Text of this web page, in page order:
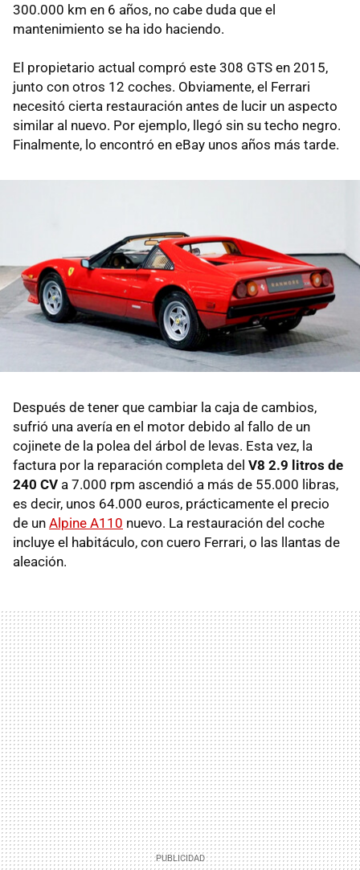
300.000 km en 6 años, no cabe duda que el
mantenimiento se ha ido haciendo.
El propietario actual compró este 308 GTS en 2015,
junto con otros 12 coches. Obviamente, el Ferrari
necesitó cierta restauración antes de lucir un aspecto
similar al nuevo. Por ejemplo, llegó sin su techo negro.
Finalmente, lo encontró en eBay unos años más tarde.
Después de tener que cambiar la caja de cambios,
sufrió una avería en el motor debido al fallo de un
cojinete de la polea del árbol de levas. Esta vez, la
factura por la reparación completa del V8 2.9 litros de
240 CV a 7.000 rpm ascendió a más de 55.000 libras,
es decir, unos 64.000 euros, prácticamente el precio
de un Alpine A110 nuevo. La restauración del coche
incluye el habitáculo, con cuero Ferrari, o las llantas de
aleación.